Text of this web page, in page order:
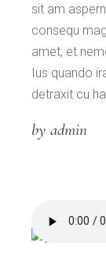
sit am
consequ
amet, et
Ius quando
detraxit cu
by admin